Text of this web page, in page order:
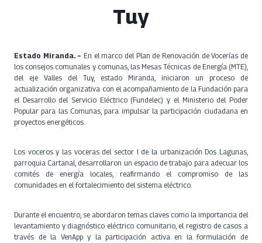
Tuy
Estado Miranda. – En el marco del Plan de Renovación de Vocerías de
los consejos comunales y comunas, las Mesas Técnicas de Energía (MTE),
del eje Valles del Tuy, estado Miranda, iniciaron un proceso de
actualización organizativa con el acompañamiento de la Fundación para
el Desarrollo del Servicio Eléctrico (Fundelec) y el Ministerio del Poder
Popular para las Comunas, para impulsar la participación ciudadana en
proyectos energéticos.
Los voceros y las voceras del sector I de la urbanización Dos Lagunas,
parroquia Cartanal, desarrollaron un espacio de trabajo para adecuar los
comités de energía locales, reafirmando el compromiso de las
comunidades en el fortalecimiento del sistema eléctrico.
Durante el encuentro, se abordaron temas claves como la importancia del
levantamiento y diagnóstico eléctrico comunitario, el registro de casos a
través de la VenApp y la participación activa en la formulación de